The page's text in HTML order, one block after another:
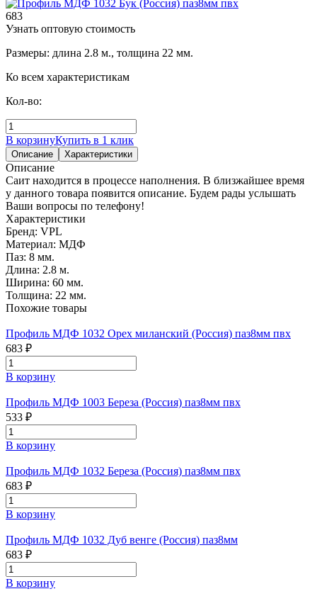
683
Узнать оптовую стоимость
Размеры: длина 2.8 м., толщина 22 мм.
Ко всем характеристикам
Кол-во:
В корзинуКупить в 1 клик
Описание Характеристики
Описание
Саит находится в процессе наполнения. В близжайшее время
у данного товара появится описание. Будем рады услышать
Ваши вопросы по телефону!
Характеристики
Бренд: VPL
Материал: МДФ
Паз: 8 мм.
Длина: 2.8 м.
Ширина: 60 мм.
Толщина: 22 мм.
Похожие товары
Профиль МДФ 1032 Орех миланский (Россия) паз8мм пвх
683 ₽
В корзину
Профиль МДФ 1003 Береза (Россия) паз8мм пвх
533 ₽
В корзину
Профиль МДФ 1032 Береза (Россия) паз8мм пвх
683 ₽
В корзину
Профиль МДФ 1032 Дуб венге (Россия) паз8мм
683 ₽
В корзину